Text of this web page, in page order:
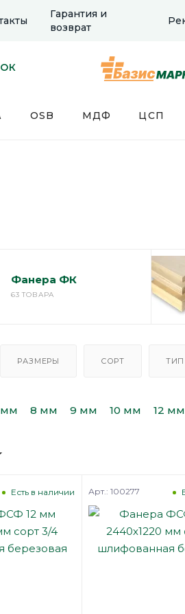
Гарантия и
возврат
OSB МДФ ЦСП
Фанера ФК
63 ТОВАРА
РАЗМЕРЫ СОРТ ТИП
8 мм 9 мм 10 мм 12 мм
Есть в наличии Арт.: 100277